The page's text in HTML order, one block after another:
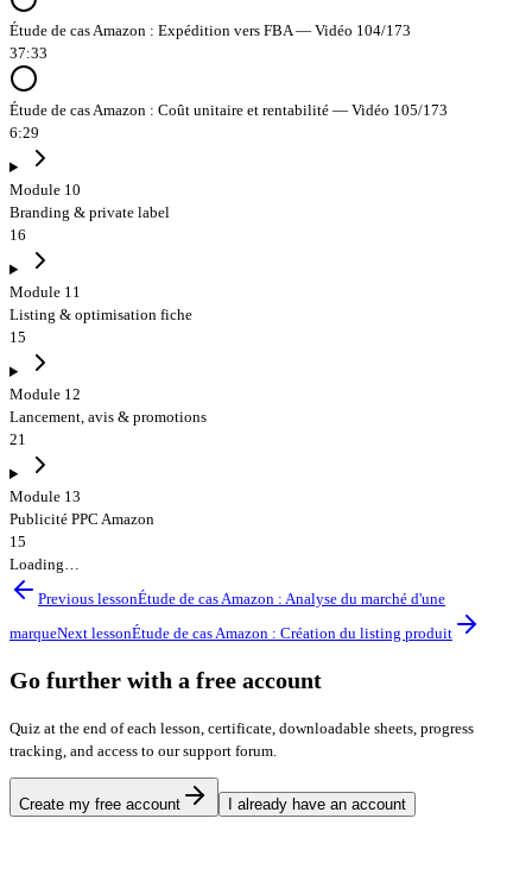
Étude de cas Amazon : Expédition vers FBA — Vidéo 104/173
37:33
Étude de cas Amazon : Coût unitaire et rentabilité — Vidéo 105/173
6:29
Module 10
Branding & private label
16
Module 11
Listing & optimisation fiche
15
Module 12
Lancement, avis & promotions
21
Module 13
Publicité PPC Amazon
15
Loading…
Previous lessonÉtude de cas Amazon : Analyse du marché d'une
marqueNext lessonÉtude de cas Amazon : Création du listing produit
Go further with a free account
Quiz at the end of each lesson, certificate, downloadable sheets, progress
tracking, and access to our support forum.
Create my free account I already have an account